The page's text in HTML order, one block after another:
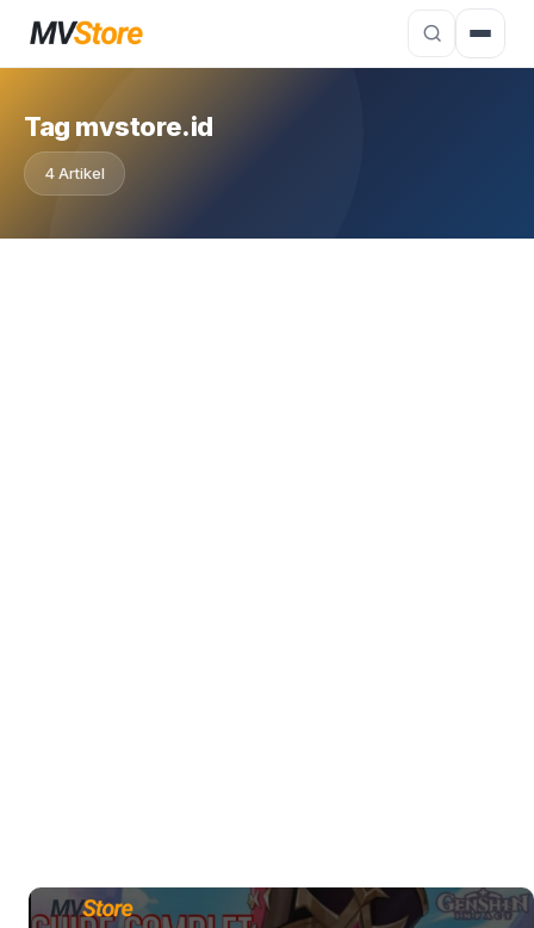
Tag mvstore.id
4 Artikel